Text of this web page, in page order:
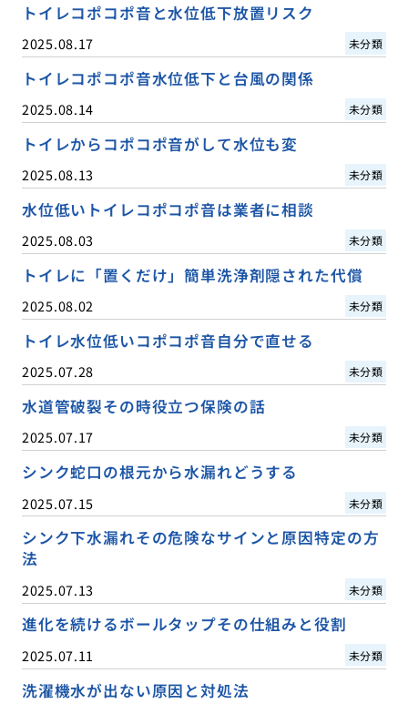
トイレコポコポ音と水位低下放置リスク
2025.08.17 未分類
トイレコポコポ音水位低下と台風の関係
2025.08.14 未分類
トイレからコポコポ音がして水位も変
2025.08.13 未分類
水位低いトイレコポコポ音は業者に相談
2025.08.03 未分類
トイレに「置くだけ」簡単洗浄剤隠された代償
2025.08.02 未分類
トイレ水位低いコポコポ音自分で直せる
2025.07.28 未分類
水道管破裂その時役立つ保険の話
2025.07.17 未分類
シンク蛇口の根元から水漏れどうする
2025.07.15 未分類
シンク下水漏れその危険なサインと原因特定の方
法
2025.07.13 未分類
進化を続けるボールタップその仕組みと役割
2025.07.11 未分類
洗濯機水が出ない原因と対処法